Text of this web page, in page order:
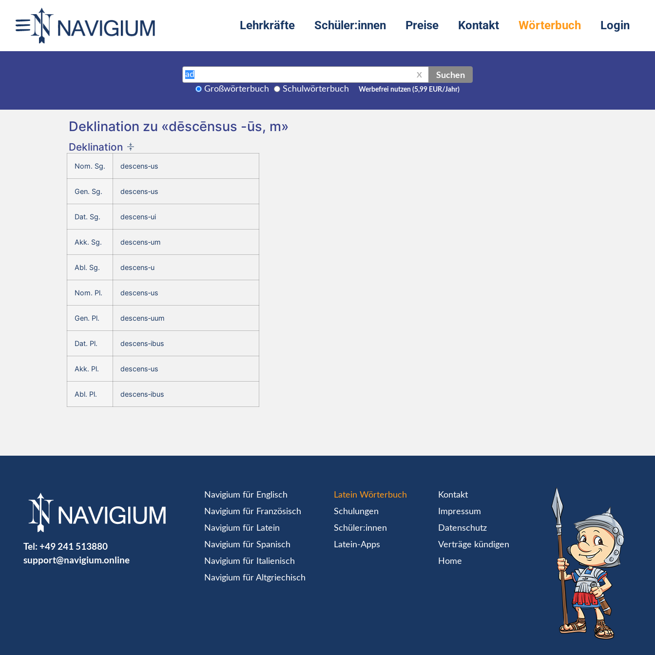
Lehrkräfte Schüler:innen Preise Kontakt Wörterbuch Login
X Suchen
Großwörterbuch Schulwörterbuch Werbefrei nutzen (5,99 EUR/Jahr)
Deklination zu «dēscēnsus -ūs, m»
Deklination
Nom. Sg. descens‑us
Gen. Sg. descens‑us
Dat. Sg. descens‑ui
Akk. Sg. descens‑um
Abl. Sg. descens‑u
Nom. Pl. descens‑us
Gen. Pl. descens‑uum
Dat. Pl. descens‑ibus
Akk. Pl. descens‑us
Abl. Pl. descens‑ibus
Tel: +49 241 513880
support@navigium.online
Navigium für Englisch
Navigium für Französisch
Navigium für Latein
Navigium für Spanisch
Navigium für Italienisch
Navigium für Altgriechisch
Latein Wörterbuch
Schulungen
Schüler:innen
Latein-Apps
Kontakt
Impressum
Datenschutz
Verträge kündigen
Home